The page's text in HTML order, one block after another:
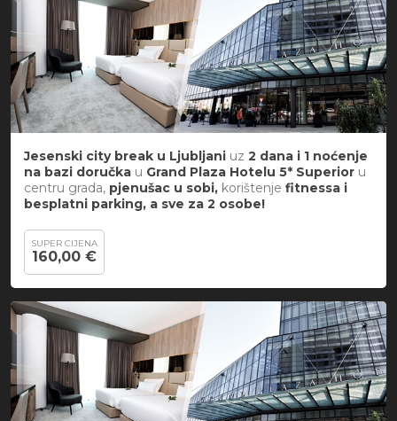
Jesenski city break u Ljubljani uz 2 dana i 1 noćenje
na bazi doručka u Grand Plaza Hotelu 5* Superior u
centru grada, pjenušac u sobi, korištenje fitnessa i
besplatni parking, a sve za 2 osobe!
SUPER CIJENA
160,00 €